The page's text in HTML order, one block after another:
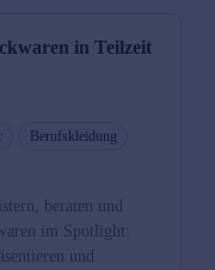
in Teilzeit
Berufskleidung
beraten und
im Spotlight:
und